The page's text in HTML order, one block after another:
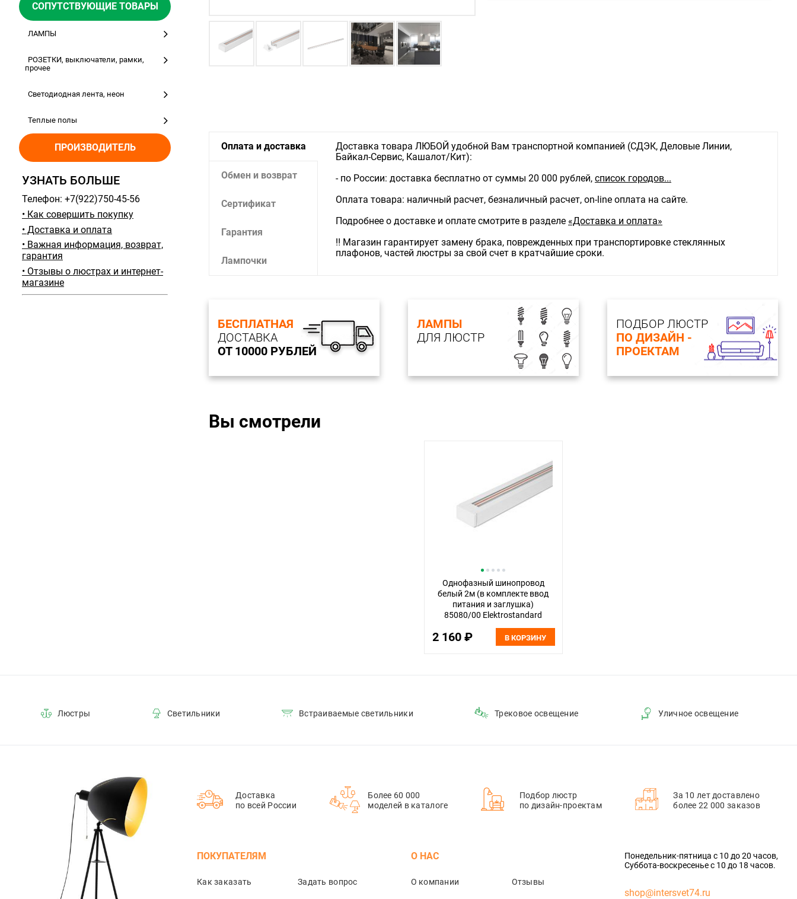
СОПУТСТВУЮЩИЕ ТОВАРЫ
ЛАМПЫ
РОЗЕТКИ, выключатели, рамки,
прочее
Светодиодная лента, неон
Теплые полы
ПРОИЗВОДИТЕЛЬ
УЗНАТЬ БОЛЬШЕ
Телефон: +7(922)750-45-56
• Как совершить покупку
• Доставка и оплата
• Важная информация, возврат,
гарантия
• Отзывы о люстрах и интернет-
магазине
Оплата и доставка
Обмен и возврат
Сертификат
Гарантия
Лампочки
Доставка товара ЛЮБОЙ удобной Вам транспортной компанией (СДЭК, Деловые Линии,
Байкал-Сервис, Кашалот/Кит):
- по России: доставка бесплатно от суммы 20 000 рублей, список городов...
Оплата товара: наличный расчет, безналичный расчет, on-line оплата на сайте.
Подробнее о доставке и оплате смотрите в разделе «Доставка и оплата»
‼️ Магазин гарантирует замену брака, поврежденных при транспортировке стеклянных
плафонов, частей люстры за свой счет в кратчайшие сроки.
БЕСПЛАТНАЯ
ДОСТАВКА
ОТ 10000 РУБЛЕЙ
ЛАМПЫ
ДЛЯ ЛЮСТР
ПОДБОР ЛЮСТР
ПО ДИЗАЙН -
ПРОЕКТАМ
Вы смотрели
Однофазный шинопровод
белый 2м (в комплекте ввод
питания и заглушка)
85080/00 Elektrostandard
2 160 ₽ В КОРЗИНУ
Люстры Светильники Встраиваемые светильники Трековое освещение Уличное освещение
Доставка
по всей России
Более 60 000
моделей в каталоге
Подбор люстр
по дизайн-проектам
За 10 лет доставлено
более 22 000 заказов
ПОКУПАТЕЛЯМ
Как заказать Задать вопрос
О НАС
О компании Отзывы
Понедельник-пятница с 10 до 20 часов,
Суббота-воскресенье с 10 до 18 часов.
shop@intersvet74.ru